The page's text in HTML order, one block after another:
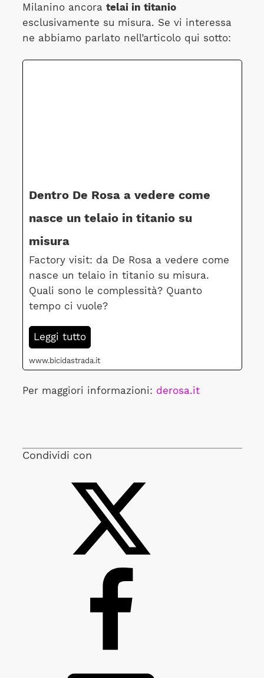
Milanino ancora telai in titanio
esclusivamente su misura. Se vi interessa
ne abbiamo parlato nell’articolo qui sotto:
Dentro De Rosa a vedere come
nasce un telaio in titanio su
misura
Factory visit: da De Rosa a vedere come
nasce un telaio in titanio su misura.
Quali sono le complessità? Quanto
tempo ci vuole?
Leggi tutto
www.bicidastrada.it
Per maggiori informazioni: derosa.it
Condividi con